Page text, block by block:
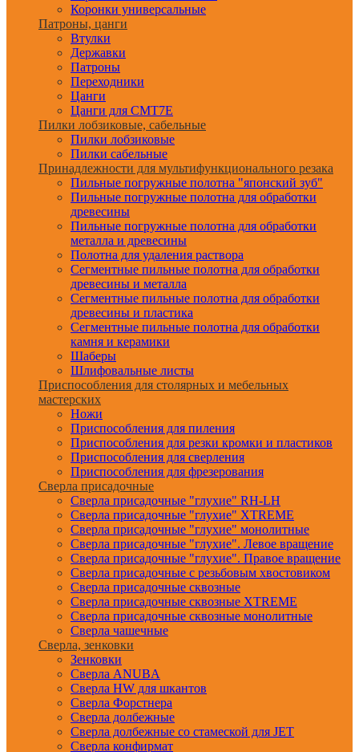
Коронки универсальные
Патроны, цанги
Втулки
Державки
Патроны
Переходники
Цанги
Цанги для CMT7E
Пилки лобзиковые, сабельные
Пилки лобзиковые
Пилки сабельные
Принадлежности для мультифункционального резака
Пильные погружные полотна "японский зуб"
Пильные погружные полотна для обработки
древесины
Пильные погружные полотна для обработки
металла и древесины
Полотна для удаления раствора
Сегментные пильные полотна для обработки
древесины и металла
Сегментные пильные полотна для обработки
древесины и пластика
Сегментные пильные полотна для обработки
камня и керамики
Шаберы
Шлифовальные листы
Приспособления для столярных и мебельных
мастерских
Ножи
Приспособления для пиления
Приспособления для резки кромки и пластиков
Приспособления для сверления
Приспособления для фрезерования
Сверла присадочные
Сверла присадочные "глухие" RH-LH
Сверла присадочные "глухие" XTREME
Сверла присадочные "глухие" монолитные
Сверла присадочные "глухие". Левое вращение
Сверла присадочные "глухие". Правое вращение
Сверла присадочные с резьбовым хвостовиком
Сверла присадочные сквозные
Сверла присадочные сквозные XTREME
Сверла присадочные сквозные монолитные
Сверла чашечные
Сверла, зенковки
Зенковки
Сверла ANUBA
Сверла HW для шкантов
Сверла Форстнера
Сверла долбежные
Сверла долбежные со стамеской для JET
Сверла конфирмат